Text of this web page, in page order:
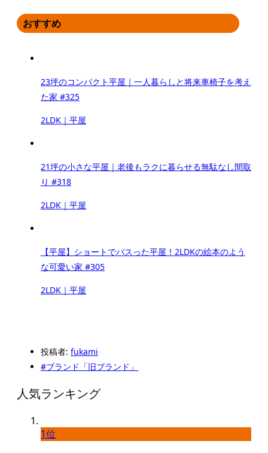
おすすめ
23坪のコンパクト平屋｜一人暮らしと将来車椅子を考え
た家 #325
2LDK｜平屋
21坪の小さな平屋｜老後もラクに暮らせる無駄なし間取
り #318
2LDK｜平屋
【平屋】ショートでバスった平屋！2LDKの絵本のよう
な可愛い家 #305
2LDK｜平屋
投稿者: fukami
#ブランド「旧ブランド」
人気ランキング
1位